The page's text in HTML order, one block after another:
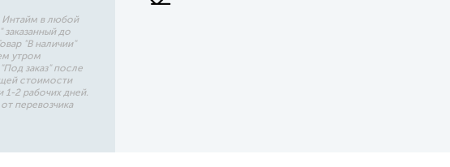
Интайм в любой
заказанный до
"В наличии"
утром
заказ" после
стоимости
1-2 рабочих дней.
перевозчика